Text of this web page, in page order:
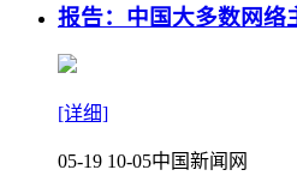
报告：中国大多数网络
[详细]
05-19 10-05中国新闻网